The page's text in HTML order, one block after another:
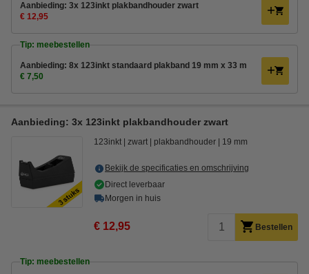
Aanbieding: 3x 123inkt plakbandhouder zwart
€ 12,95
Tip: meebestellen
Aanbieding: 8x 123inkt standaard plakband 19 mm x 33 m
€ 7,50
Aanbieding: 3x 123inkt plakbandhouder zwart
123inkt zwart plakbandhouder 19 mm
Bekijk de specificaties en omschrijving
Direct leverbaar
Morgen in huis
€ 12,95 Bestellen
Tip: meebestellen